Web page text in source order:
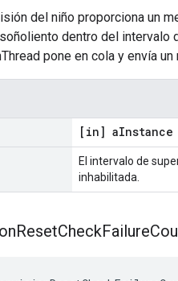
del niño proporciona un
dentro del
pone en cola y envía
[in] aInstance
El intervalo de
inhabilitada.
ResetCheckFailure